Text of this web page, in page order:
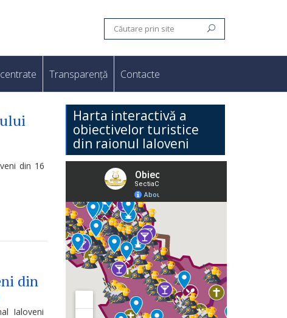
Transparență Contacte
din 16
din
Ialoveni
Harta interactivă a
obiectivelor turistice
din raionul Ialoveni